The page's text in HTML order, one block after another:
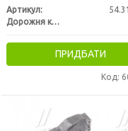
Артикул:
Дорожня карта
ПРИДБАТИ
Код: